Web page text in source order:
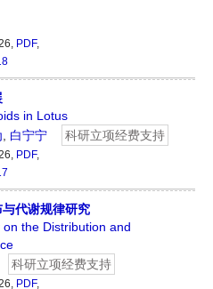
PDF,
in Lotus
白宁宁 科研立项经费支持
PDF,
代谢规律研究
the Distribution and
科研立项经费支持
PDF,